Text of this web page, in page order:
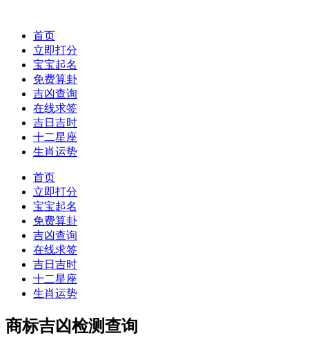
首页
立即打分
宝宝起名
免费算卦
吉凶查询
在线求签
吉日吉时
十二星座
生肖运势
首页
立即打分
宝宝起名
免费算卦
吉凶查询
在线求签
吉日吉时
十二星座
生肖运势
商标吉凶检测查询